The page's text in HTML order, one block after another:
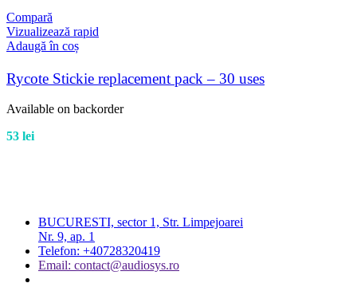
Compară
Vizualizează rapid
Adaugă în coș
Rycote Stickie replacement pack – 30 uses
Available on backorder
53 lei
BUCURESTI, sector 1, Str. Limpejoarei
Nr. 9, ap. 1
Telefon: +40728320419
Email: contact@audiosys.ro